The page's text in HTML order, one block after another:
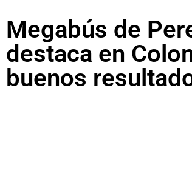
Megabús de
destaca en
buenos